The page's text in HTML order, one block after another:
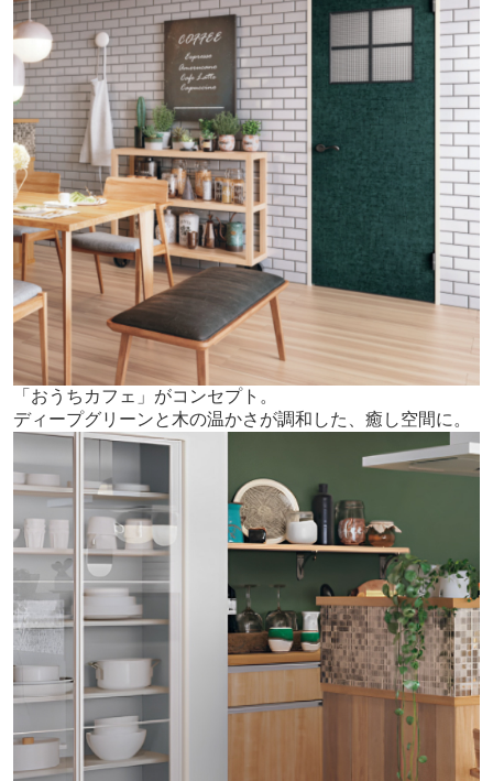
「おうちカフェ」がコンセプト。
ディープグリーンと木の温かさが調和した、癒し空間に。